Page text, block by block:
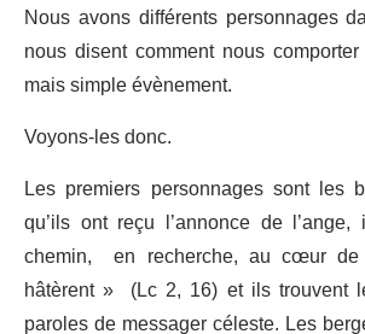
Nous avons différents personnages
nous disent comment nous
mais simple évènement.
Voyons-les donc.
Les premiers personnages sont les
qu’ils ont reçu l’annonce de
chemin, en recherche, au cœur
hâtèrent » (Lc 2, 16) et ils trouvent
paroles de messager céleste. Les